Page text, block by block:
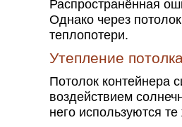
Распространённая
Однако через
теплопотери.
Утепление
Потолок контейнера
воздействием
него используются